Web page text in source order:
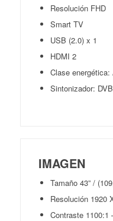
Resolución FHD
Smart TV
USB (2.0) x 1
HDMI 2
Clase energética:
Sintonizador:
IMAGEN
Tamaño 43” /
Resolución 1920
Contraste 1100:1